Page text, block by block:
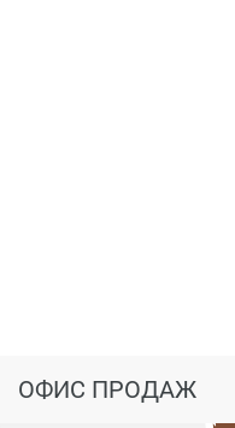
ОФИС ПРОДАЖ